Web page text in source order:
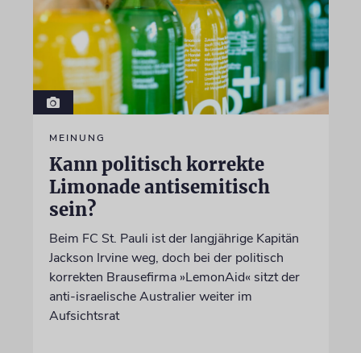
MEINUNG
Kann politisch korrekte
Limonade antisemitisch
sein?
Beim FC St. Pauli ist der langjährige Kapitän
Jackson Irvine weg, doch bei der politisch
korrekten Brausefirma »LemonAid« sitzt der
anti-israelische Australier weiter im
Aufsichtsrat